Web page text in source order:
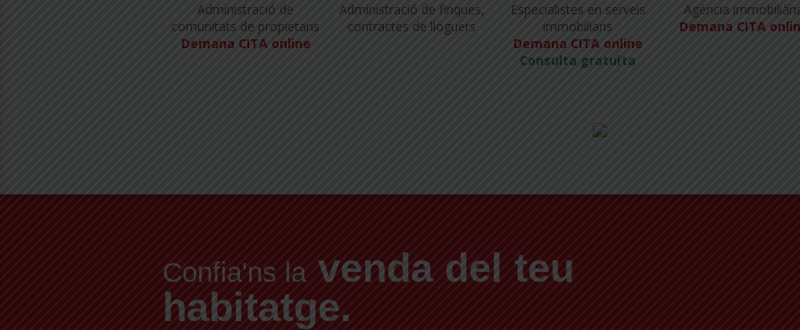
Administració de
comunitats de propietaris
Demana CITA online
Administració de finques,
contractes de lloguers
Especialistes en serveis
immobiliaris
Demana CITA online
Consulta gratuïta
Agència
Demana CITA
Confia'ns la venda del teu
habitatge.